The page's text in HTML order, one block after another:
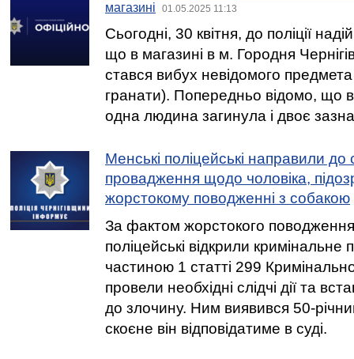
магазині
01.05.2025 11:13
Сьогодні, 30 квітня, до поліції
що в магазині в м. Городня
стався вибух невідомого
гранати). Попередньо відомо, що
одна людина загинула і двоє
Менські поліцейські направили до
провадження щодо чоловіка,
жорстокому поводженні з собакою
За фактом жорстокого
поліцейські відкрили
частиною 1 статті 299
провели необхідні слідчі дії та
до злочину. Ним виявився 50-
скоєне він відповідатиме в суді.